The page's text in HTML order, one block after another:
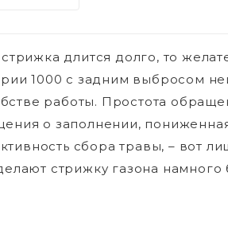
длится долго, то
1000 с задним выбросом
работы. Простота
о заполнении,
сбора травы, – вот
стрижку газона намного